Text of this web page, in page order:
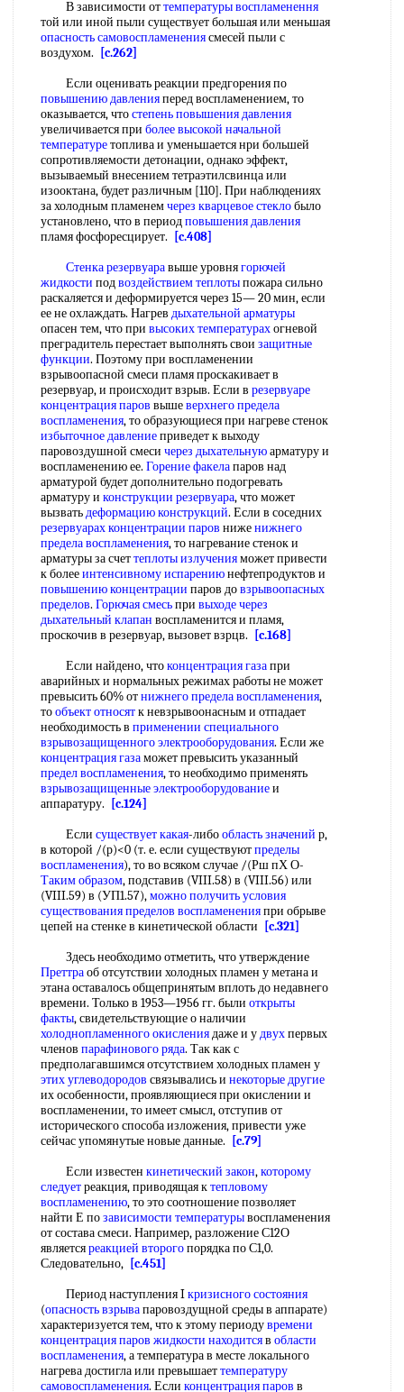
В зависимости оттемпературы воспламенення
той или иной пыли существует большая или меньшая
опасность самовоспламенениясмесей пыли с
воздухом.
[c.262]
Если оценивать реакции предгорения по
повышению давленияперед воспламенением, то
оказывается, чтостепень повышения давления
увеличивается при более высокой начальной
температуретоплива и уменьшается нри большей
сопротивляемости детонации, однако эффект,
вызываемый внесением тетраэтилсвинца или
изооктана, будет различным [110]. При наблюдениях
за холодным пламенемчерез кварцевое стеклобыло
установлено, что в периодповышения давления
пламя фосфоресцирует.
[c.408]
Стенка резервуаравыше уровнягорючей
жидкости подвоздействием теплотыпожара сильно
раскаляется и деформируется через 15— 20 мин, если
ее не охлаждать. Нагрев дыхательной арматуры
опасен тем, что при высоких температурахогневой
преградитель перестает выполнять свои защитные
функции. Поэтому при воспламенении
взрывоопасной смеси пламя проскакивает в
резервуар, и происходит взрыв. Если в резервуаре
концентрация паров вышеверхнего предела
воспламенения, то образующиеся при нагреве стенок
избыточное давлениеприведет к выходу
паровоздушной смеси через дыхательнуюарматуру и
воспламенению ее. Горение факелапаров над
арматурой будет дополнительно подогревать
арматуру и конструкции резервуара, что может
вызватьдеформацию конструкций. Если в соседних
резервуарах концентрации паров ниженижнего
предела воспламенения, то нагревание стенок и
арматуры за счеттеплоты излученияможет привести
к болееинтенсивному испарениюнефтепродуктов и
повышению концентрации паров довзрывоопасных
пределов. Горючая смесьпри выходе через
дыхательный клапан воспламенится и пламя,
проскочив в резервуар, вызовет взрцв.
[c.168]
Если найдено, чтоконцентрация газапри
аварийных и нормальных режимах работы не может
превысить 60% отнижнего предела воспламенения,
тообъект относятк невзрывоонасным и отпадает
необходимость в применении специального
взрывозащищенного электрооборудования. Если же
концентрация газаможет превысить указанный
предел воспламенения, то необходимо применять
взрывозащищенные электрооборудованиеи
аппаратуру.
[c.124]
Если существует какая-либообласть значений р,
в которой /(р)<0 (т. е. если существуютпределы
воспламенения), то во всяком случае /(Рш пХ О-
Таким образом, подставив (VIII.58) в (VIII.56) или
(VIII.59) в (УП1.57),можно получитьусловия
существования пределов воспламененияпри обрыве
цепей на стенке в кинетической области
[c.321]
Здесь необходимо отметить, что утверждение
Преттраоб отсутствии холодных пламен у метана и
этана оставалось общепринятым вплоть до недавнего
времени. Только в 1953—1956 гг. были открыты
факты, свидетельствующие о наличии
холоднопламенного окислениядаже и удвухпервых
членов парафинового ряда. Так как с
предполагавшимся отсутствием холодных пламен у
этих углеводородов связывались и некоторые другие
их особенности, проявляющиеся при окислении и
воспламенении, то имеет смысл, отступив от
исторического способа изложения, привести уже
сейчас упомянутые новые данные.
[c.79]
Если известен кинетический закон,которому
следуетреакция, приводящая ктепловому
воспламенению, то это соотношение позволяет
найти Е позависимости температурывоспламенения
от состава смеси. Например, разложение С12О
являетсяреакцией второгопорядка по С1,0.
Следовательно, [c.451]
Период наступления Iкризисного состояния
(опасность взрывапаровоздущной среды в аппарате)
характеризуется тем, что к этому периодувремени
концентрацияпаров жидкости находитсяв области
воспламенения, а температура в месте локального
нагрева достигла или превышаеттемпературу
самовоспламенения. Если концентрация паров в